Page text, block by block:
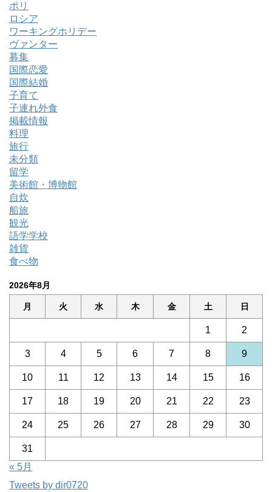
ポリ
ロシア
ワーキングホリデー
ヴァンター
募集
国際恋愛
国際結婚
子育て
子連れ外食
掲載情報
料理
旅行
未分類
留学
美術館・博物館
自炊
船旅
観光
語学学校
雑貨
食べ物
2026年8月
月 火 水 木 金 土 日
1 2
3 4 5 6 7 8 9
10 11 12 13 14 15 16
17 18 19 20 21 22 23
24 25 26 27 28 29 30
31
« 5月
Tweets by dir0720